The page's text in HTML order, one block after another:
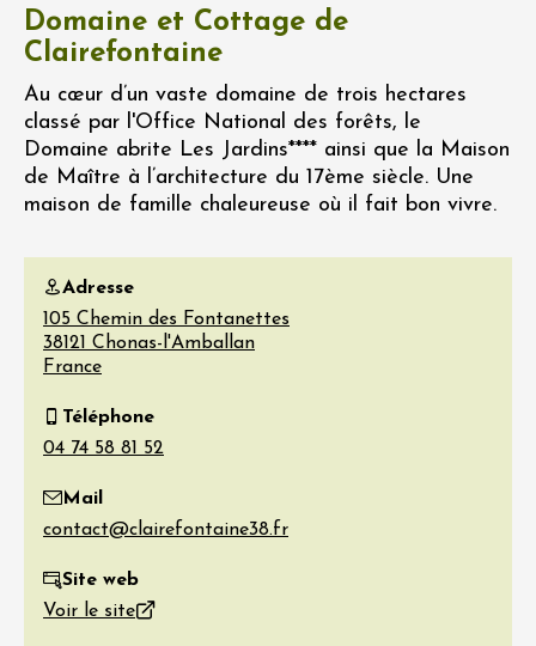
Domaine et Cottage de
Clairefontaine
Au cœur d’un vaste domaine de trois hectares
classé par l'Office National des forêts, le
Domaine abrite Les Jardins**** ainsi que la Maison
de Maître à l’architecture du 17ème siècle. Une
maison de famille chaleureuse où il fait bon vivre.
Adresse
105 Chemin des Fontanettes
38121 Chonas-l'Amballan
France
Téléphone
Mail
Site web
Voir le site